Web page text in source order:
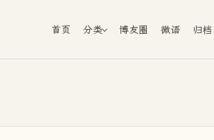
首页 分类 博友圈 微语 归档